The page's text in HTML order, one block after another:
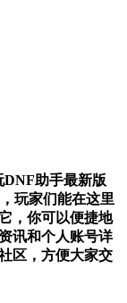
DNF助手最新版
玩家们能在这里
，你可以便捷地
讯和个人账号详
区，方便大家交